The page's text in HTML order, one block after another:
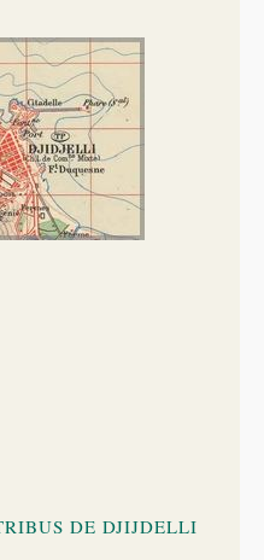
DE DJIJDELLI